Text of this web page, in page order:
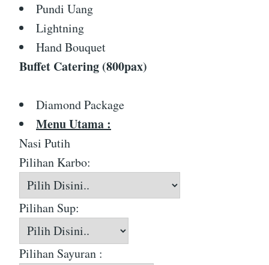
Pundi Uang
Lightning
Hand Bouquet
Buffet Catering (800pax)
Diamond Package
Menu Utama :
Nasi Putih
Pilihan Karbo:
Pilihan Sup:
Pilihan Sayuran :